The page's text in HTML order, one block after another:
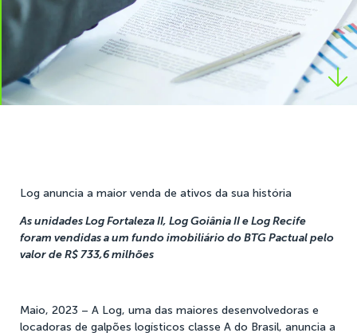
Log anuncia a maior venda de ativos da sua história
As unidades Log Fortaleza II, Log Goiânia II e Log Recife
foram vendidas a um fundo imobiliário do BTG Pactual pelo
valor de R$ 733,6 milhões
Maio, 2023 – A Log, uma das maiores desenvolvedoras e
locadoras de galpões logísticos classe A do Brasil, anuncia a